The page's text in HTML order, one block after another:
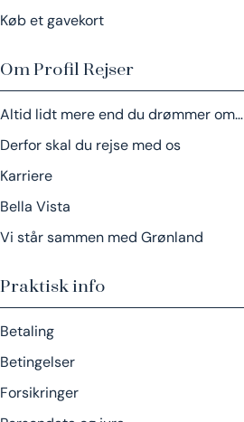
Køb et gavekort
Om Profil Rejser
Altid lidt mere end du drømmer om…
Derfor skal du rejse med os
Karriere
Bella Vista
Vi står sammen med Grønland
Praktisk info
Betaling
Betingelser
Forsikringer